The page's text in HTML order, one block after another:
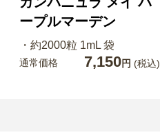
ープルマーデン
・約2000粒 1mL 袋
通常価格 7,150円 (税込)